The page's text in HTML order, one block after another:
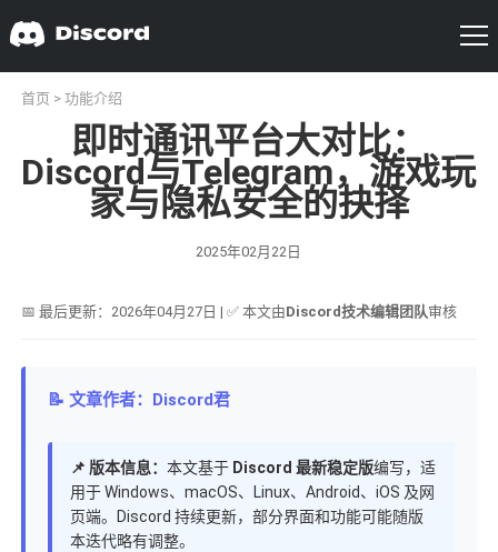
首页 > 功能介绍
即时通讯平台大对比：
Discord与Telegram，游戏玩
家与隐私安全的抉择
2025年02月22日
📅 最后更新：2026年04月27日 | ✅ 本文由Discord技术编辑团队审核
📝 文章作者：Discord君
📌 版本信息： 本文基于 Discord 最新稳定版编写，适
用于 Windows、macOS、Linux、Android、iOS 及网
页端。Discord 持续更新，部分界面和功能可能随版
本迭代略有调整。